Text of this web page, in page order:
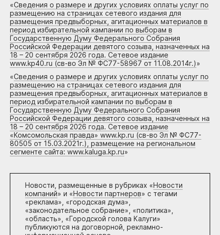
«Сведения о размере и других условиях оплаты услуг по
размещению на страницах сетевого издания для
размещения предвыборных, агитационных материалов в
период избирательной кампании по выборам в
Государственную Думу Федерального Собрания
Российской Федерации девятого созыва, назначенных на
18 – 20 сентября 2026 года. Сетевое издание
www.kp40.ru (св-во Эл № ФС77-58967 от 11.08.2014г.)»
«Сведения о размере и других условиях оплаты услуг по
размещению на страницах сетевого издания для
размещения предвыборных, агитационных материалов в
период избирательной кампании по выборам в
Государственную Думу Федерального Собрания
Российской Федерации девятого созыва, назначенных на
18 – 20 сентября 2026 года. Сетевое издание
«Комсомольская правда» www.kp.ru (св-во Эл № ФС77-
80505 от 15.03.2021г.), размещение на региональном
сегменте сайта: www.kaluga.kp.ru»
Новости, размещенные в рубриках «Новости
компаний» и «Новости партнеров» с тегами
«реклама», «городская дума»,
«законодательное собрание», «политика»,
«область», «Городской голова Калуги»
публикуются на договорной, рекламно-